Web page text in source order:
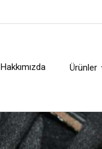
Hakkımızda Ürünler